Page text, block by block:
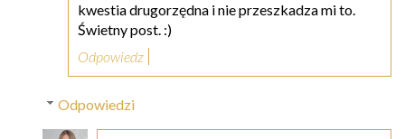
kwestia drugorzędna i nie przeszkadza mi to.
Świetny post. :)
Odpowiedz
Odpowiedzi